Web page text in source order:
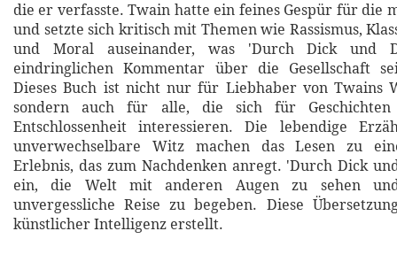
die er verfasste. Twain hatte ein feines Gespür für die
und setzte sich kritisch mit Themen wie Rassismus,
und Moral auseinander, was 'Durch Dick und
eindringlichen Kommentar über die Gesellschaft
Dieses Buch ist nicht nur für Liebhaber von Twains
sondern auch für alle, die sich für
Entschlossenheit interessieren. Die lebendige
unverwechselbare Witz machen das Lesen zu
Erlebnis, das zum Nachdenken anregt. 'Durch Dick
ein, die Welt mit anderen Augen zu sehen
unvergessliche Reise zu begeben. Diese
künstlicher Intelligenz erstellt.